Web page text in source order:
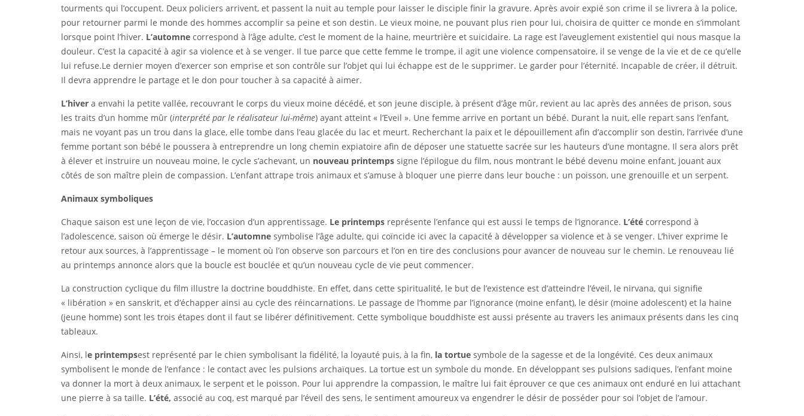
tourments qui l’occupent. Deux policiers arrivent, et passent la nuit au temple pour laisser le disciple finir la gravure. Après avoir expié son crime il se livrera à la police,
pour retourner parmi le monde des hommes accomplir sa peine et son destin. Le vieux moine, ne pouvant plus rien pour lui, choisira de quitter ce monde en s’immolant
lorsque point l’hiver. L’automne correspond à l’âge adulte, c’est le moment de la haine, meurtrière et suicidaire. La rage est l’aveuglement existentiel qui nous masque la
douleur. C’est la capacité à agir sa violence et à se venger. Il tue parce que cette femme le trompe, il agit une violence compensatoire, il se venge de la vie et de ce qu’elle
lui refuse.Le dernier moyen d’exercer son emprise et son contrôle sur l’objet qui lui échappe est de le supprimer. Le garder pour l’éternité. Incapable de créer, il détruit.
Il devra apprendre le partage et le don pour toucher à sa capacité à aimer.
L’hiver a envahi la petite vallée, recouvrant le corps du vieux moine décédé, et son jeune disciple, à présent d’âge mûr, revient au lac après des années de prison, sous
les traits d’un homme mûr (interprété par le réalisateur lui-même) ayant atteint « l’Eveil ». Une femme arrive en portant un bébé. Durant la nuit, elle repart sans l’enfant,
mais ne voyant pas un trou dans la glace, elle tombe dans l’eau glacée du lac et meurt. Recherchant la paix et le dépouillement afin d’accomplir son destin, l’arrivée d’une
femme portant son bébé le poussera à entreprendre un long chemin expiatoire afin de déposer une statuette sacrée sur les hauteurs d’une montagne. Il sera alors prêt
à élever et instruire un nouveau moine, le cycle s’achevant, un nouveau printemps signe l’épilogue du film, nous montrant le bébé devenu moine enfant, jouant aux
côtés de son maître plein de compassion. L’enfant attrape trois animaux et s’amuse à bloquer une pierre dans leur bouche : un poisson, une grenouille et un serpent.
Animaux symboliques
Chaque saison est une leçon de vie, l’occasion d’un apprentissage. Le printemps représente l’enfance qui est aussi le temps de l’ignorance. L’été correspond à
l’adolescence, saison où émerge le désir. L’automne symbolise l’âge adulte, qui coïncide ici avec la capacité à développer sa violence et à se venger. L’hiver exprime le
retour aux sources, à l’apprentissage – le moment où l’on observe son parcours et l’on en tire des conclusions pour avancer de nouveau sur le chemin. Le renouveau lié
au printemps annonce alors que la boucle est bouclée et qu’un nouveau cycle de vie peut commencer.
La construction cyclique du film illustre la doctrine bouddhiste. En effet, dans cette spiritualité, le but de l’existence est d’atteindre l’éveil, le nirvana, qui signifie
« libération » en sanskrit, et d’échapper ainsi au cycle des réincarnations. Le passage de l’homme par l’ignorance (moine enfant), le désir (moine adolescent) et la haine
(jeune homme) sont les trois étapes dont il faut se libérer définitivement. Cette symbolique bouddhiste est aussi présente au travers les animaux présents dans les cinq
tableaux.
Ainsi, le printempsest représenté par le chien symbolisant la fidélité, la loyauté puis, à la fin, la tortue symbole de la sagesse et de la longévité. Ces deux animaux
symbolisent le monde de l’enfance : le contact avec les pulsions archaïques. La tortue est un symbole du monde. En développant ses pulsions sadiques, l’enfant moine
va donner la mort à deux animaux, le serpent et le poisson. Pour lui apprendre la compassion, le maître lui fait éprouver ce que ces animaux ont enduré en lui attachant
une pierre à sa taille. L’été, associé au coq, est marqué par l’éveil des sens, le sentiment amoureux va engendrer le désir de posséder pour soi l’objet de l’amour.